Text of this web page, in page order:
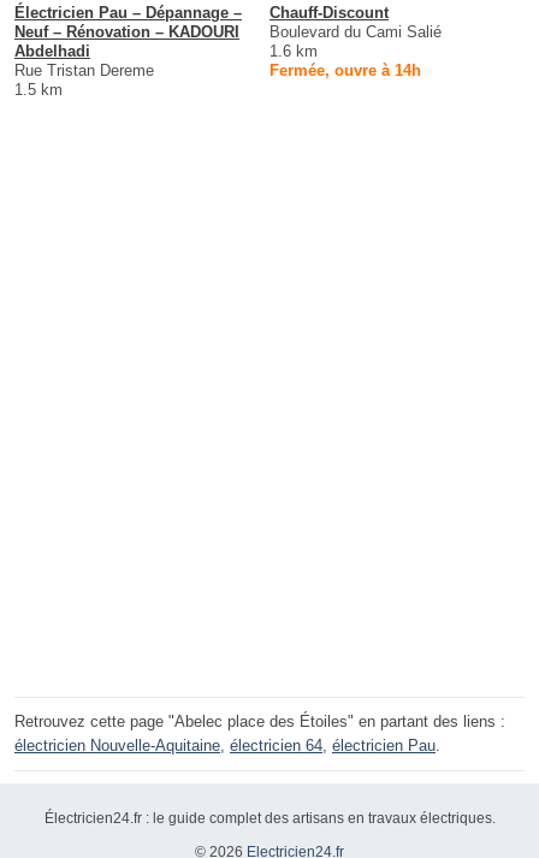
Électricien Pau – Dépannage –
Neuf – Rénovation – KADOURI
Abdelhadi
Rue Tristan Dereme
1.5 km
Chauff-Discount
Boulevard du Cami Salié
1.6 km
Fermée, ouvre à 14h
Retrouvez cette page "Abelec place des Étoiles" en partant des liens :
électricien Nouvelle-Aquitaine électricien 64 électricien Pau
Électricien24.fr : le guide complet des artisans en travaux électriques.
© 2026 Electricien24.fr